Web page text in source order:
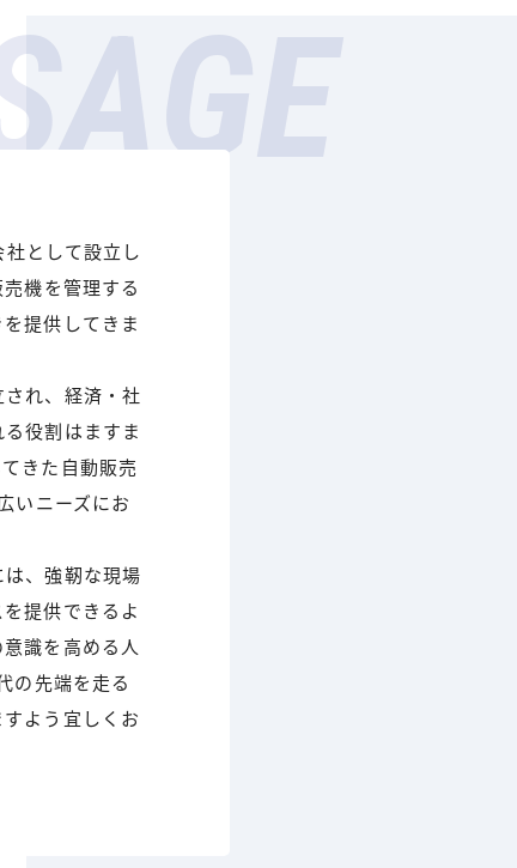
として設立し
機を管理する
提供してきま
され、経済・社
役割はますま
きた自動販売
いニーズにお
、強靭な現場
提供できるよ
識を高める人
の先端を走る
よう宜しくお